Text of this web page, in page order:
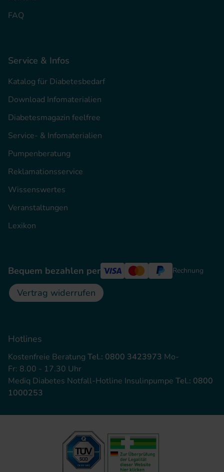
FAQ
Service & Infos
Katalog für Diabetesbedarf
Download Infomaterialien
Diabetesmagazin feelfree
Service- & Infomaterialien
Pumpenberatung
Reklamationsservice
Wissenswertes
Veranstaltungen
Lexikon
Bequem bezahlen per Rechnung
Vertrag widerrufen
Hotlines
Kostenfreie Beratung Tel.: 0800 3423973 Mo-
Fr: 8.00 - 17.30 Uhr
Mediq Diabetes Notfall-Hotline Insulinpumpe Tel.: 0800
1000253